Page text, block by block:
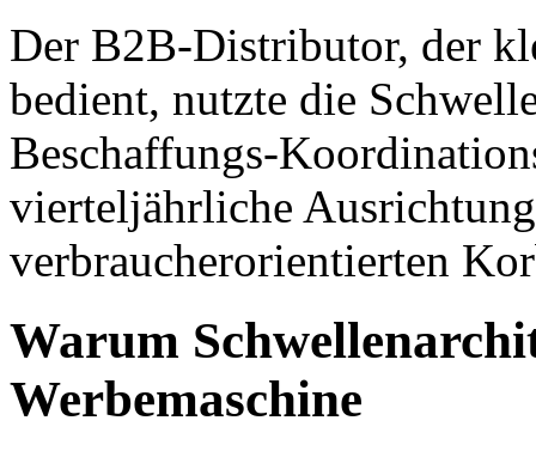
Der B2B-Distributor, der
bedient, nutzte die
Beschaffungs-
vierteljährliche
verbraucherorientierten
Warum
Werbemaschine